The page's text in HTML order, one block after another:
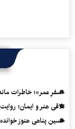
«سفرِ عمر»؛ خاطرات
تلاقی هنر و ایمان؛
حسین پناهی هنوز